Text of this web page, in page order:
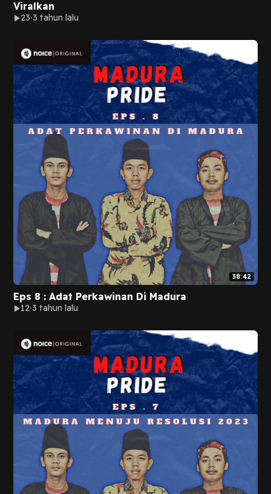
Viralkan
23 3 tahun lalu
38:42
Eps 8 : Adat Perkawinan Di Madura
12 3 tahun lalu